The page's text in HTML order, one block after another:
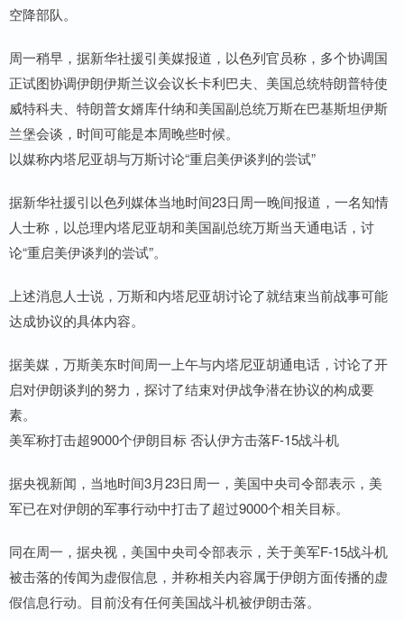
空降部队。
周一稍早，据新华社援引美媒报道，以色列官员称，多个协调国
正试图协调伊朗伊斯兰议会议长卡利巴夫、美国总统特朗普特使
威特科夫、特朗普女婿库什纳和美国副总统万斯在巴基斯坦伊斯
兰堡会谈，时间可能是本周晚些时候。
以媒称内塔尼亚胡与万斯讨论“重启美伊谈判的尝试”
据新华社援引以色列媒体当地时间23日周一晚间报道，一名知情
人士称，以总理内塔尼亚胡和美国副总统万斯当天通电话，讨
论“重启美伊谈判的尝试”。
上述消息人士说，万斯和内塔尼亚胡讨论了就结束当前战事可能
达成协议的具体内容。
据美媒，万斯美东时间周一上午与内塔尼亚胡通电话，讨论了开
启对伊朗谈判的努力，探讨了结束对伊战争潜在协议的构成要
素。
美军称打击超9000个伊朗目标 否认伊方击落F-15战斗机
据央视新闻，当地时间3月23日周一，美国中央司令部表示，美
军已在对伊朗的军事行动中打击了超过9000个相关目标。
同在周一，据央视，美国中央司令部表示，关于美军F-15战斗机
被击落的传闻为虚假信息，并称相关内容属于伊朗方面传播的虚
假信息行动。目前没有任何美国战斗机被伊朗击落。